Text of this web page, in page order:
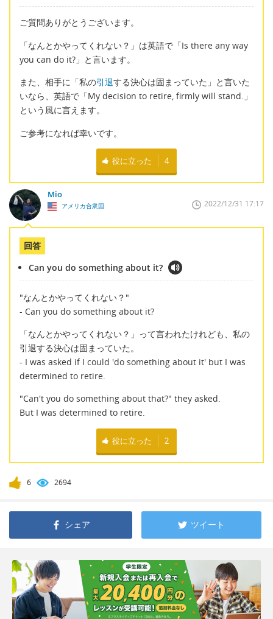
ご質問ありがとうございます。
「なんとかやってくれない？」は英語で「Is there any way
you can do it?」と言います。
また、相手に「私の引退する決心は固まっていた」と言いた
いなら、英語で「My decision to retire, firmly will stand.」
という風に言えます。
ご参考になれば幸いです。
役に立った 4
Mio
アメリカ合衆国 2022/12/31 17:17
回答
Can you do something about it?
"なんとかやってくれない？"
- Can you do something about it?
「なんとかやってくれない？」って言われたけれども、私の
引退する決心は固まっていた。
- I was asked if I could 'do something about it' but I was
determined to retire.
"Can't you do something about that?" they asked.
But I was determined to retire.
役に立った 2
6 2694
シェア ツイート